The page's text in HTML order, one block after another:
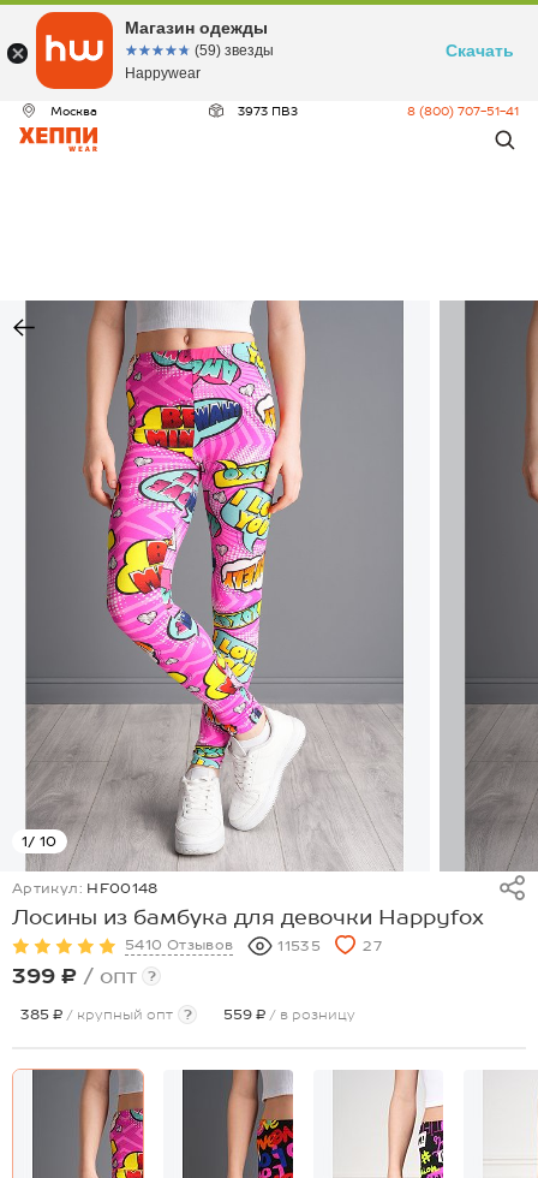
Москва 3973 ПВЗ 8 (800) 707-51-41
1/ 10
Артикул: HF00148
Лосины из бамбука для девочки Happyfox
5410 Отзывов 11535 27
399 ₽ / опт ?
385 ₽ / крупный опт ? 559 ₽ / в розницу
Магазин одежды
☆☆☆☆☆
★★★★★ (59) звезды
Happywear
Скачать